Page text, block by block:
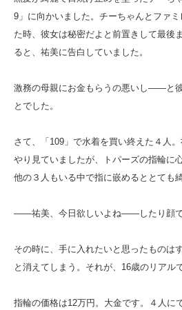
9」に向かいました。チーちゃんとファ
た時、彼女は秘密だよと前置きして最後
ると、祐美に告白していました。
激務の母親にお金もらうの悪いし――と
とでした。
さて、「109」で水着を買い終えた４人
やり見ていましたが、トパーズの指輪に
他の３人もいる中で指に嵌めるととても
――祐美、今日欲しいよね――したり顔で
その時に、手に入れたいと思ったものは
と消えてしまう。それが、16歳のリアル
指輪の価格は12万円。大金です。４人